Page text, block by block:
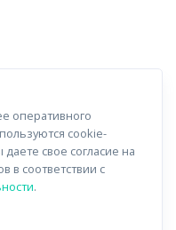
оперативного
cookie-
свое согласие на
в соответствии с
.